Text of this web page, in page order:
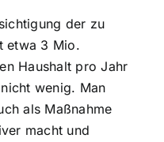
der zu
etwa 3 Mio.
Haushalt pro Jahr
wenig. Man
als Maßnahme
macht und